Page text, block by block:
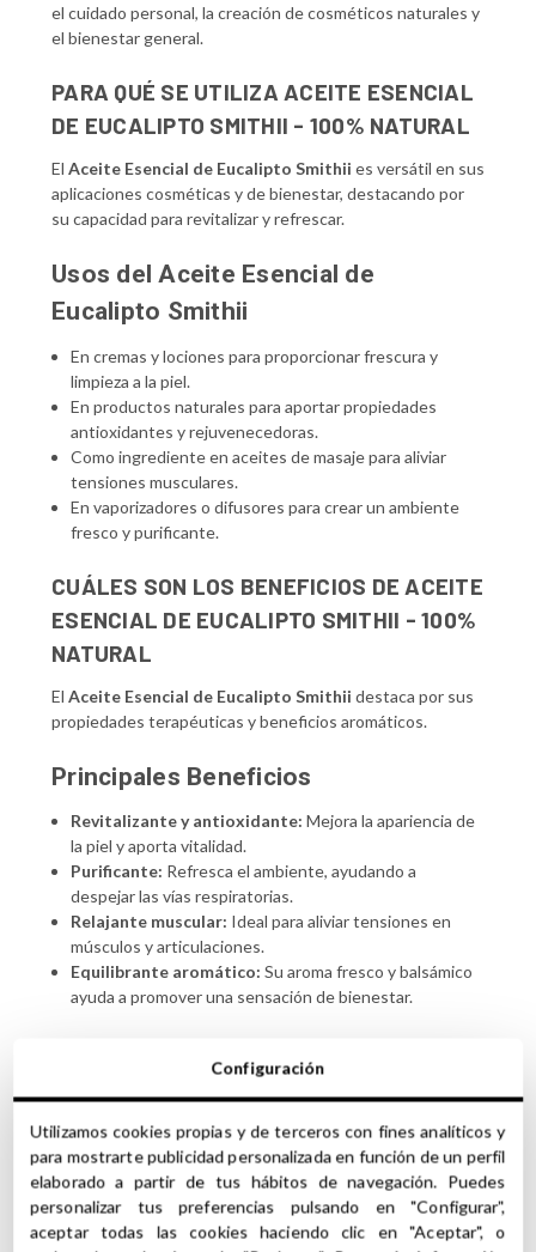
el cuidado personal, la creación de cosméticos naturales y
el bienestar general.
PARA QUÉ SE UTILIZA ACEITE ESENCIAL
DE EUCALIPTO SMITHII - 100% NATURAL
El Aceite Esencial de Eucalipto Smithii es versátil en sus
aplicaciones cosméticas y de bienestar, destacando por
su capacidad para revitalizar y refrescar.
Usos del Aceite Esencial de
Eucalipto Smithii
En cremas y lociones para proporcionar frescura y
limpieza a la piel.
En productos naturales para aportar propiedades
antioxidantes y rejuvenecedoras.
Como ingrediente en aceites de masaje para aliviar
tensiones musculares.
En vaporizadores o difusores para crear un ambiente
fresco y purificante.
CUÁLES SON LOS BENEFICIOS DE ACEITE
ESENCIAL DE EUCALIPTO SMITHII - 100%
NATURAL
El Aceite Esencial de Eucalipto Smithii destaca por sus
propiedades terapéuticas y beneficios aromáticos.
Principales Beneficios
Revitalizante y antioxidante: Mejora la apariencia de
la piel y aporta vitalidad.
Purificante: Refresca el ambiente, ayudando a
despejar las vías respiratorias.
Relajante muscular: Ideal para aliviar tensiones en
músculos y articulaciones.
Equilibrante aromático: Su aroma fresco y balsámico
ayuda a promover una sensación de bienestar.
ElAceite Esencial de Eucalipto Smithiitiene unaroma
fresco, balsámico y ligeramente mentolado
matices suaves que lo hacen menos invasivo que otros
aceites de eucalipto. Pertenece a las notas altas, siendo
ideal para refrescar y purificar espacios.
Configuración
Utilizamos cookies propias y de terceros con fines analíticos y
para mostrarte publicidad personalizada en función de un perfil
elaborado a partir de tus hábitos de navegación. Puedes
personalizar tus preferencias pulsando en "Configurar",
aceptar todas las cookies haciendo clic en "Aceptar", o